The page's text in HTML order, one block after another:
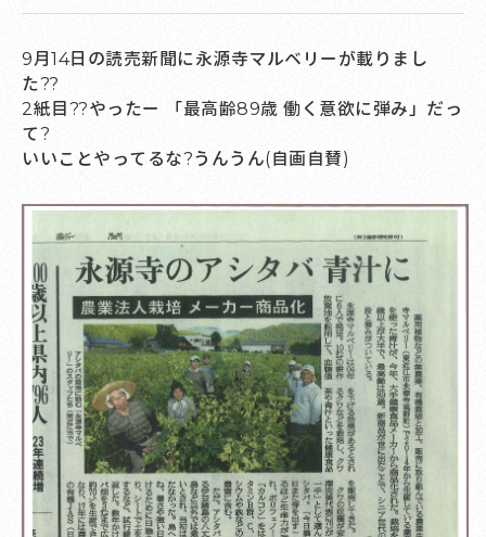
9月14日の読売新聞に永源寺マルベリーが載りまし
た??
2紙目??やったー 「最高齢89歳 働く意欲に弾み」だっ
て?
いいことやってるな?うんうん(自画自賛)